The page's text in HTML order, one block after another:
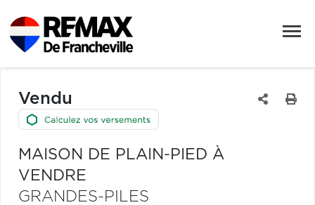
Vendu
MAISON DE PLAIN-PIED À
VENDRE
GRANDES-PILES